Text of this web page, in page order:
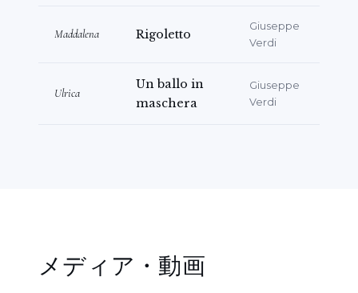
Maddalena Rigoletto
Giuseppe
Verdi
Ulrica
Un ballo in
maschera
Giuseppe
Verdi
メディア・動画